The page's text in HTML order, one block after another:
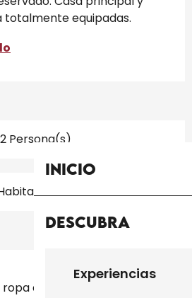
Inicio
Descubra
Experiencias
totalmente equipadas.
Persona(s)
de cama